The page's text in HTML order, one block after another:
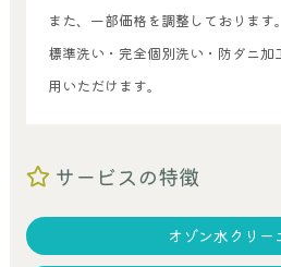
また、一部価格を調整しております。
標準洗い・完全個別洗い・防ダニ加
用いただけます。
サービスの特徴
オゾン水クリー